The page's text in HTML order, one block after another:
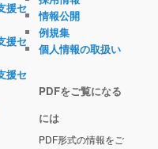
援セ
援セ
援セ
情報公開
例規集
個人情報の取扱い
PDFをご覧になる
には
PDF形式の情報をご